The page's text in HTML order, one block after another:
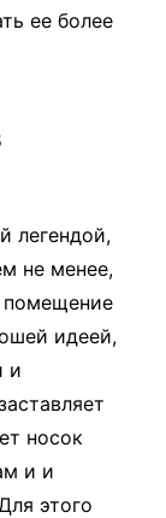
ее более
легендой,
не менее,
помещение
идеей,
и
носок
и и
этого